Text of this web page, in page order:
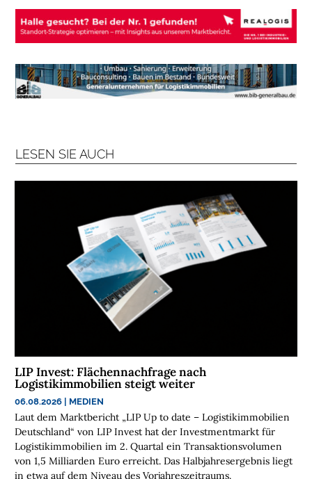
F
O
N
S
S
A
T
I
G
K
E
T
LESEN SIE AUCH
LIP Invest: Flächennachfrage nach
Logistikimmobilien steigt weiter
06.08.2026 MEDIEN
Laut dem Marktbericht „LIP Up to date – Logistikimmobilien
Deutschland“ von LIP Invest hat der Investmentmarkt für
Logistikimmobilien im 2. Quartal ein Transaktionsvolumen
von 1,5 Milliarden Euro erreicht. Das Halbjahresergebnis liegt
in etwa auf dem Niveau des Vorjahreszeitraums.